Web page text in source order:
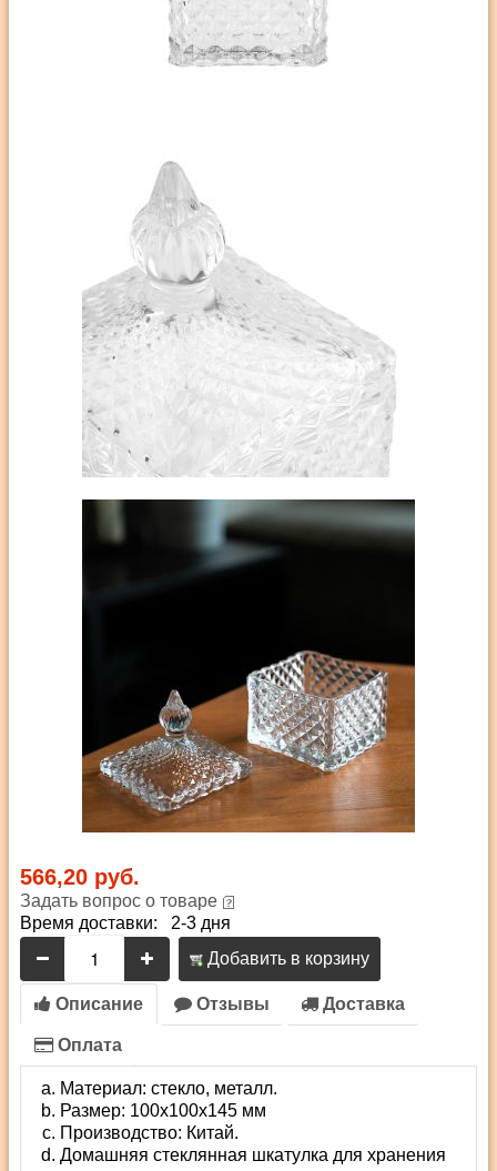
566,20 руб.
Задать вопрос о товаре
Время доставки: 2-3 дня
Добавить в корзину
Описание Отзывы Доставка
Оплата
Материал: стекло, металл.
Размер: 100х100х145 мм
Производство: Китай.
Домашняя стеклянная шкатулка для хранения